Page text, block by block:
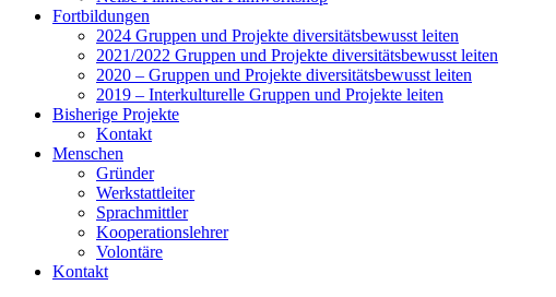
Fortbildungen
2024 Gruppen und Projekte diversitätsbewusst leiten
2021/2022 Gruppen und Projekte diversitätsbewusst leiten
2020 – Gruppen und Projekte diversitätsbewusst leiten
2019 – Interkulturelle Gruppen und Projekte leiten
Bisherige Projekte
Kontakt
Menschen
Gründer
Werkstattleiter
Sprachmittler
Kooperationslehrer
Volontäre
Kontakt